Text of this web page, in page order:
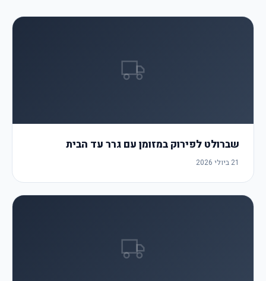
שברולט לפירוק במזומן עם גרר עד הבית
21 ביולי 2026